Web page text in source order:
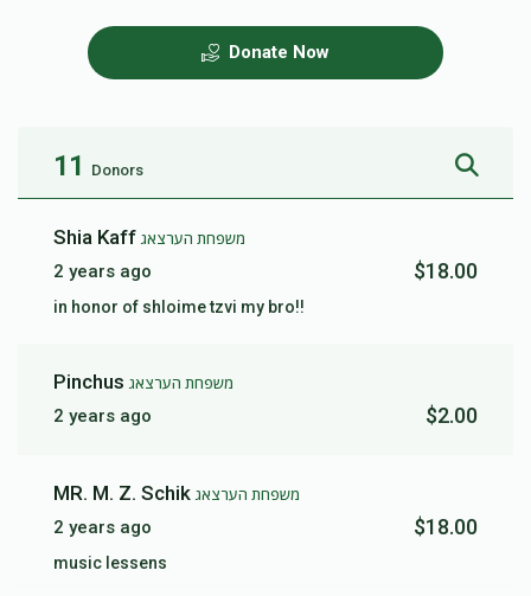
Donate Now
11 Donors
Shia Kaff משפחת הערצאג
2 years ago
$18.00
in honor of shloime tzvi my bro!!
Pinchus משפחת הערצאג
2 years ago
$2.00
MR. M. Z. Schik משפחת הערצאג
2 years ago
$18.00
music lessens